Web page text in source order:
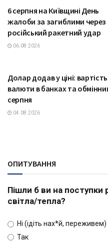
6 серпня на Київщині День
жалоби за загиблими через
російський ракетний удар
06.08.2026
Долар додав у ціні: вартість
валюти в банках та
серпня
04.08.2026
ОПИТУВАННЯ
Пішли б ви на поступки
світла/тепла?
Ні (ідіть нах*й, переживем)
Так